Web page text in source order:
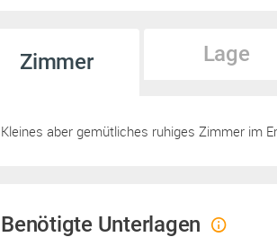
Zimmer Lage
Kleines aber gemütliches ruhiges Zimmer im
Benötigte Unterlagen